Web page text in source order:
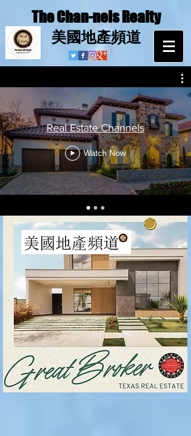
The Chan-nels Realty
​美國地產頻道
Real Estate Channels
Watch Now